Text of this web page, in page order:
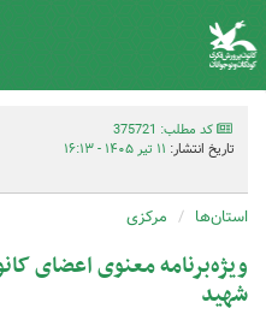
کد مطلب: 375721
تاریخ انتشار: ۱۱ تیر ۱۴۰۵ - ۱۶:۱۳
استان‌ها مرکزی
ویژه‌برنامه معنوی اعضای
شهید